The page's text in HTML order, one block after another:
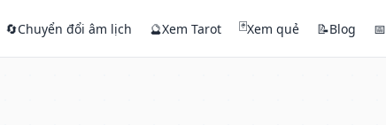
🔄Chuyển đổi âm lịch 🔮Xem Tarot 🃏Xem quẻ 📝Blog 📅